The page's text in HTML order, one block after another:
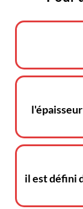
il est défini